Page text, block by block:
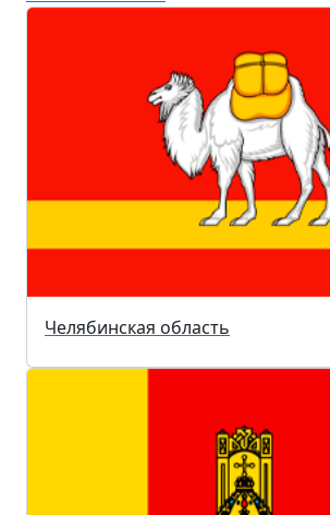
Челябинская область